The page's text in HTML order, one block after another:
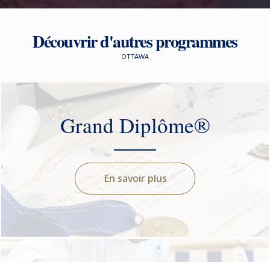
Découvrir d'autres programmes
OTTAWA
Grand Diplôme®
En savoir plus